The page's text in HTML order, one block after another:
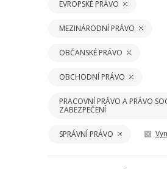
EVROPSKÉ PRÁVO
MEZINÁRODNÍ PRÁVO
OBČANSKÉ PRÁVO
OBCHODNÍ PRÁVO
PRACOVNÍ PRÁVO A PRÁVO
ZABEZPEČENÍ
SPRÁVNÍ PRÁVO